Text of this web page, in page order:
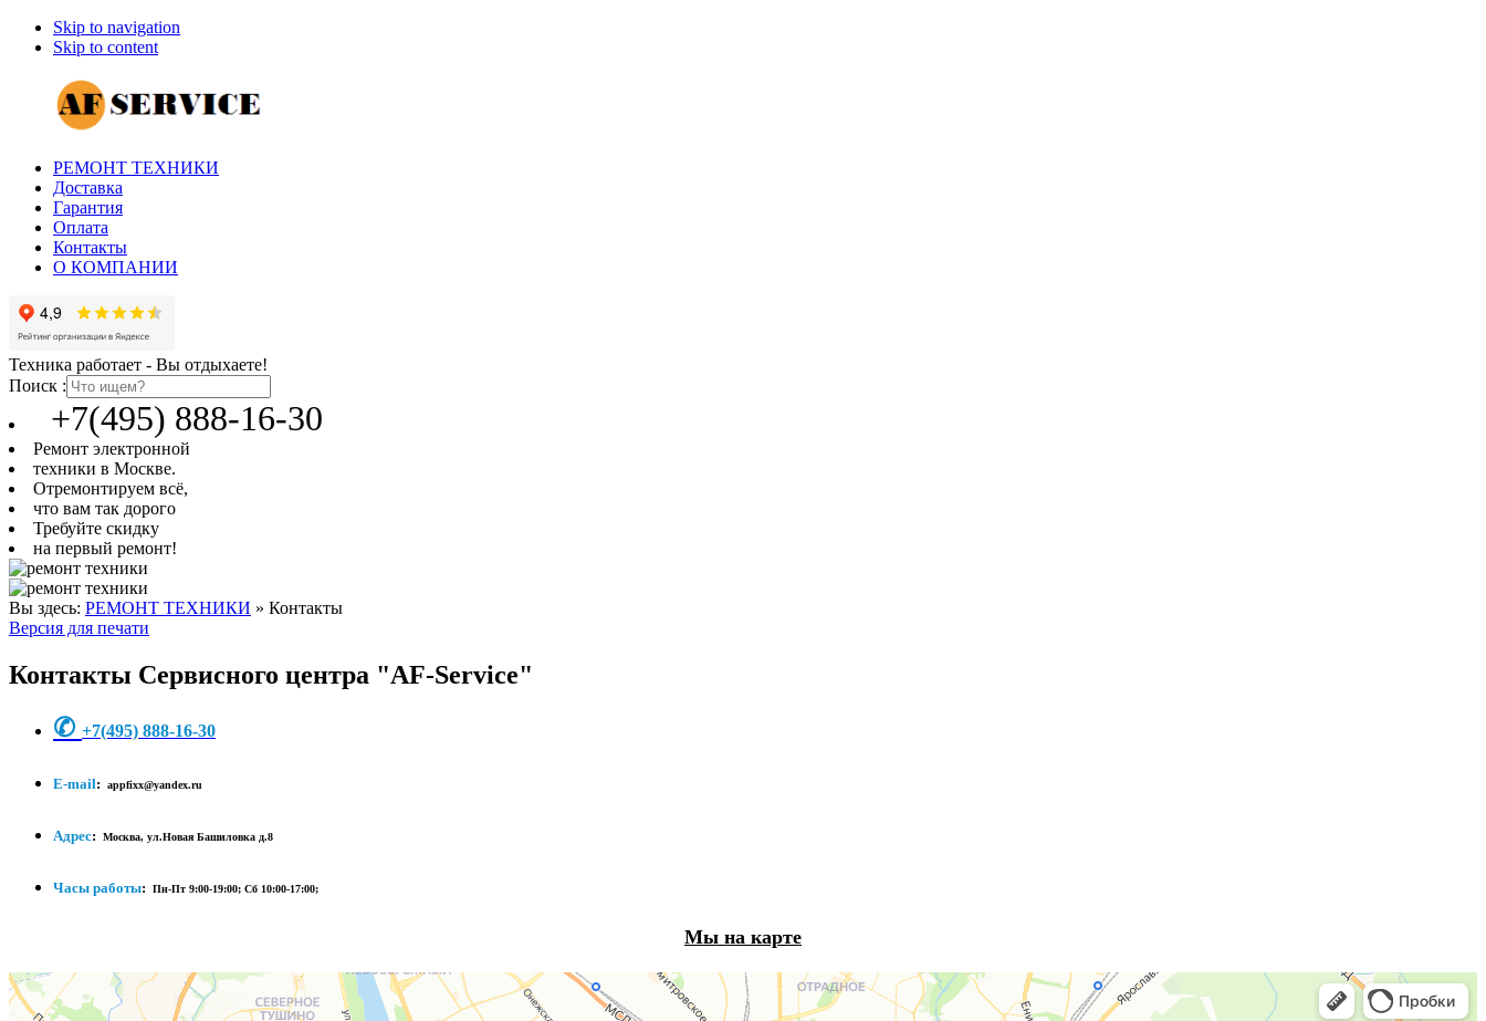
Skip to navigation
Skip to content
РЕМОНТ ТЕХНИКИ
Доставка
Гарантия
Оплата
Контакты
О КОМПАНИИ
Техника работает - Вы отдыхаете!
Поиск :
+7(495) 888-16-30
Ремонт электронной
техники в Москве.
Отремонтируем всё,
что вам так дорого
Требуйте скидку
на первый ремонт!
Вы здесь: РЕМОНТ ТЕХНИКИ » Контакты
Версия для печати
Контакты Сервисного центра "AF-Service"
✆ +7(495) 888-16-30
E-mail: appfixx@yandex.ru
Адрес: Москва, ул.Новая Башиловка д.8
Часы работы: Пн-Пт 9:00-19:00; Сб 10:00-17:00;
Мы на карте